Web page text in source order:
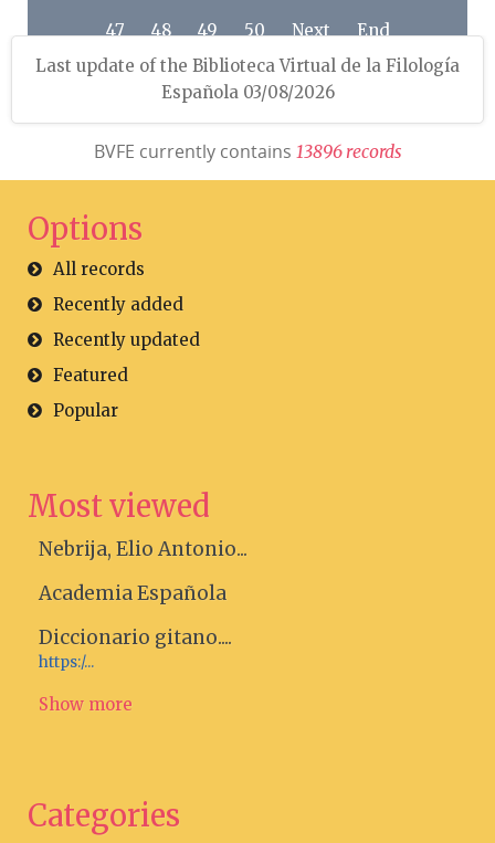
47
48 49 50 Next
End
Last update of the Biblioteca Virtual de la Filología
Española 03/08/2026
BVFE currently contains 13896 records
Options
All records
Recently added
Recently updated
Featured
Popular
Most viewed
Nebrija, Elio Antonio...
Academia Española
Diccionario gitano....
https:/...
Show more
Categories